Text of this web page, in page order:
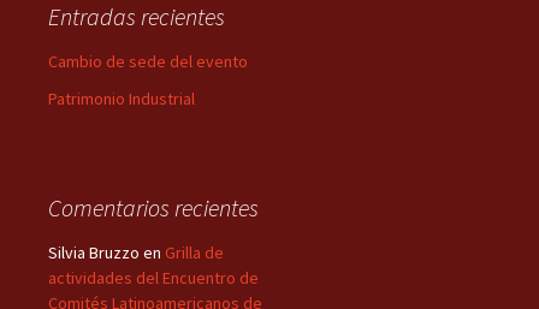
Entradas recientes
Cambio de sede del evento
Patrimonio Industrial
Comentarios recientes
Silvia Bruzzo en Grilla de
actividades del Encuentro de
Comités Latinoamericanos de